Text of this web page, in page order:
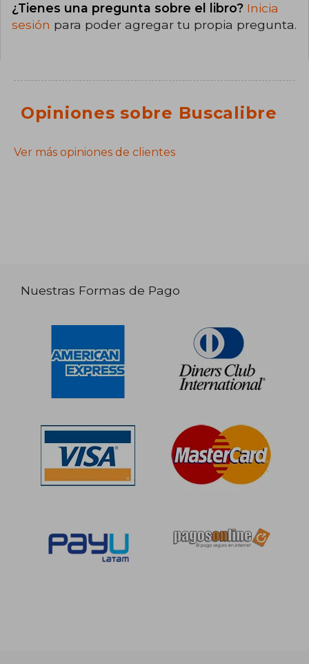
¿Tienes una pregunta sobre el libro? Inicia
sesión para poder agregar tu propia pregunta.
Opiniones sobre Buscalibre
Ver más opiniones de clientes
Nuestras Formas de Pago